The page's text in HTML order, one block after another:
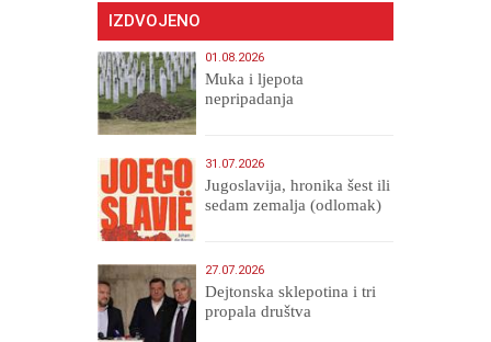
IZDVOJENO
01.08.2026
Muka i ljepota
nepripadanja
31.07.2026
Jugoslavija, hronika šest ili
sedam zemalja (odlomak)
27.07.2026
Dejtonska sklepotina i tri
propala društva